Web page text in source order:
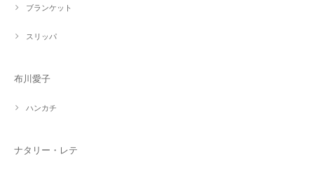
ブランケット
スリッパ
布川愛子
ハンカチ
ナタリー・レテ